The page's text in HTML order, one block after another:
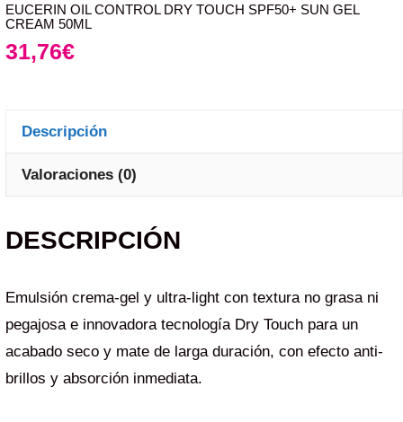
EUCERIN OIL CONTROL DRY TOUCH SPF50+ SUN GEL
CREAM 50ML
31,76€
Descripción
Valoraciones (0)
DESCRIPCIÓN
Emulsión crema-gel y ultra-light con textura no grasa ni
pegajosa e innovadora tecnología Dry Touch para un
acabado seco y mate de larga duración, con efecto anti-
brillos y absorción inmediata.